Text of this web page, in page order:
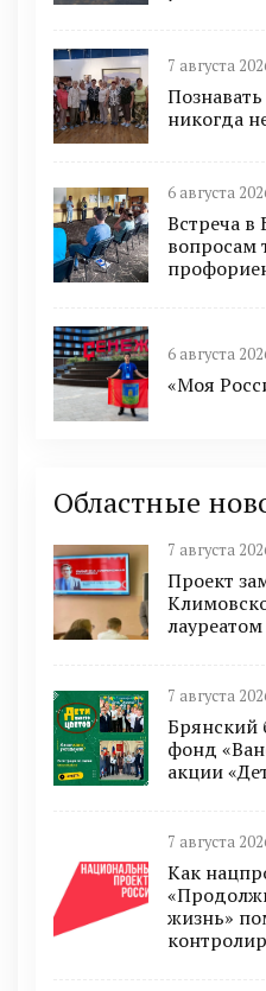
7 августа
никогда
6 августа
Встреча в
вопросам
6 августа
«Моя
Областные
7 августа
Проект
7 августа
Брянский
фонд
акции
7 августа
Как
жизнь»